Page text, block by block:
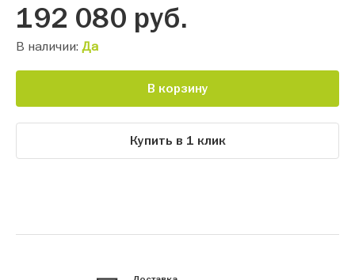
192 080 руб.
В наличии: Да
В корзину
Купить в 1 клик